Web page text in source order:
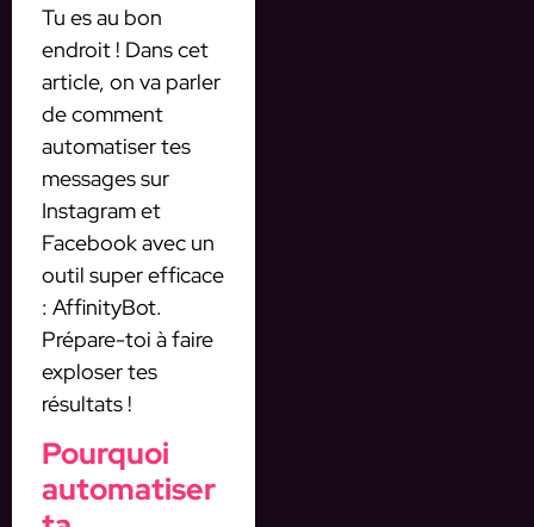
Tu es au bon
endroit ! Dans cet
article, on va parler
de comment
automatiser tes
messages sur
Instagram et
Facebook avec un
outil super efficace
: AffinityBot.
Prépare-toi à faire
exploser tes
résultats !
Pourquoi
automatiser